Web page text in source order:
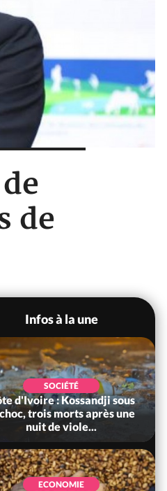
de
Infos à la une
SOCIÉTÉ
d'Ivoire : Kossandji sous
trois morts après une
nuit de viole...
ECONOMIE